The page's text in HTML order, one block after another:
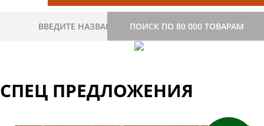
ПОИСК ПО 80 000 ТОВАРАМ
СПЕЦ ПРЕДЛОЖЕНИЯ